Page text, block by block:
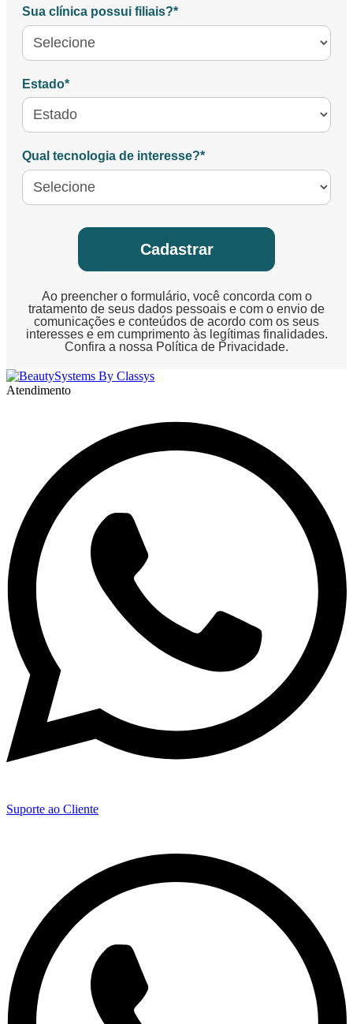
Sua clínica possui filiais?*
Estado*
Qual tecnologia de interesse?*
Cadastrar
Ao preencher o formulário, você concorda com o
tratamento de seus dados pessoais e com o envio de
comunicações e conteúdos de acordo com os seus
interesses e em cumprimento às legítimas finalidades.
Confira a nossa Política de Privacidade.
Atendimento
Suporte ao Cliente